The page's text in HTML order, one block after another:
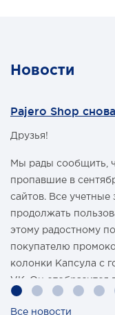
3,500 lbs (1,588 кг)
Новости
Pajero Shop
Друзья!
Мы рады сообщить,
пропавшие в
сайтов. Все
продолжать
этому радостному
покупателю
колонки Капсула с
VK. Он отобразится
магазина Pajero
Все новости